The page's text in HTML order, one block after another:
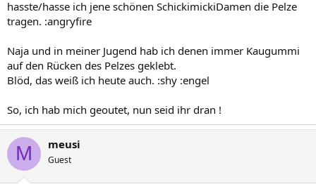
hasste/hasse ich jene schönen SchickimickiDamen die Pelze
tragen. :angryfire
Naja und in meiner Jugend hab ich denen immer Kaugummi
auf den Rücken des Pelzes geklebt.
Blöd, das weiß ich heute auch. :shy :engel
So, ich hab mich geoutet, nun seid ihr dran !
M meusi
Guest